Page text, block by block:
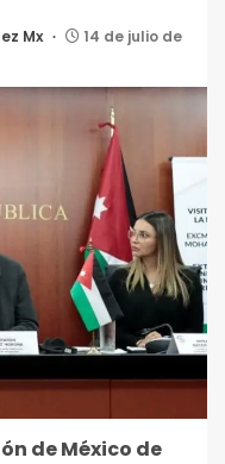
Mx
14 de julio de
de México de